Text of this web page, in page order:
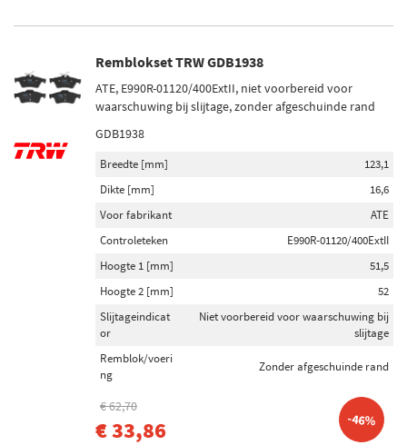
Remblokset TRW GDB1938
ATE, E990R-01120/400ExtII, niet voorbereid voor
waarschuwing bij slijtage, zonder afgeschuinde rand
GDB1938
Breedte [mm]
123,1
Dikte [mm]
16,6
Voor fabrikant
ATE
Controleteken
E990R-01120/400ExtII
Hoogte 1 [mm]
51,5
Hoogte 2 [mm]
52
Slijtageindicat
or
Niet voorbereid voor waarschuwing bij
slijtage
Remblok/voeri
ng
Zonder afgeschuinde rand
€ 62,70
€ 33,86 -46%